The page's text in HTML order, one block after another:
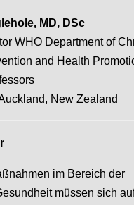
MD, DSc
WHO Department of
and Health
New Zealand
im Bereich der
müssen sich